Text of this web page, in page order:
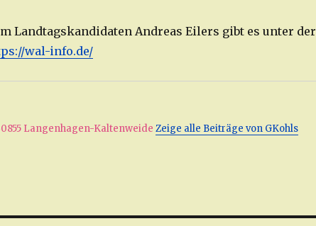
Landtagskandidaten Andreas Eilers gibt es unter der
wal-info.de/
Langenhagen-Kaltenweide Zeige alle Beiträge von GKohls